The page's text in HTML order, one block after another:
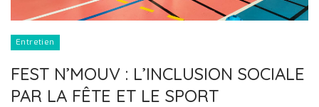
Entretien
FEST N’MOUV : L’INCLUSION SOCIALE
PAR LA FÊTE ET LE SPORT